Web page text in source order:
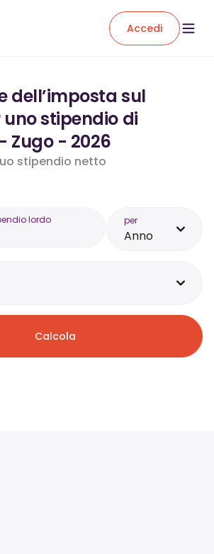
Accedi
dell’imposta sul
stipendio di
Zugo - 2026
stipendio netto
lordo per
Anno
Calcola